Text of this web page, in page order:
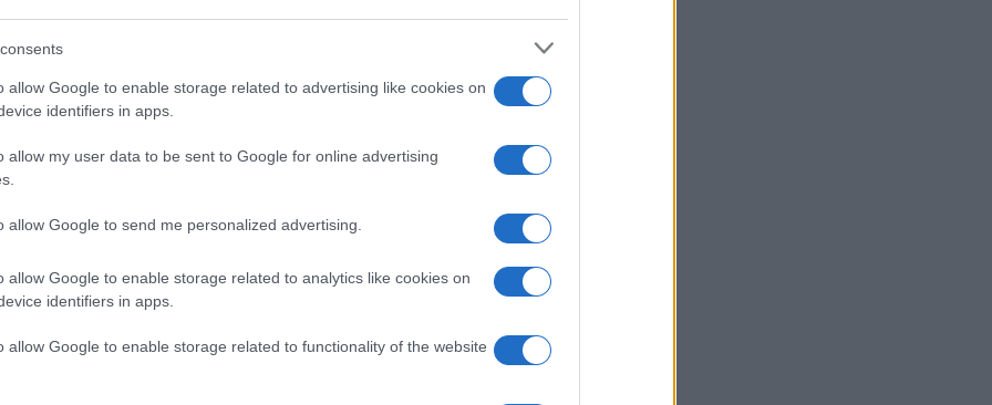
allow Google to enable storage related to advertising like cookies on
identifiers in apps.
allow my user data to be sent to Google for online advertising
allow Google to send me personalized advertising.
allow Google to enable storage related to analytics like cookies on
identifiers in apps.
allow Google to enable storage related to functionality of the website
i fitohemikalija
ulja sadrže najmanje 10 puta veću
ulja, a koje se smatra njihovim
koja je izabrana u upravni odbor Američke
10 godina.
maslina i otkrila da on može biti od
uključujući rak pluća, prostate, debelog